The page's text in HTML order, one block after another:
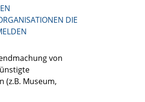
DIE
von
(z.B. Museum,